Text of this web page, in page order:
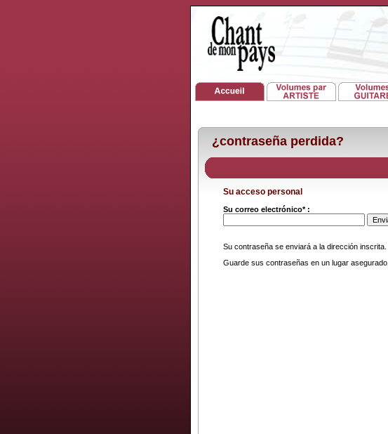
¿contraseña perdida?
Su acceso personal
Su correo electrónico* :
Su contraseña se enviará a la dirección inscrita.
Guarde sus contraseñas en un lugar asegurado.